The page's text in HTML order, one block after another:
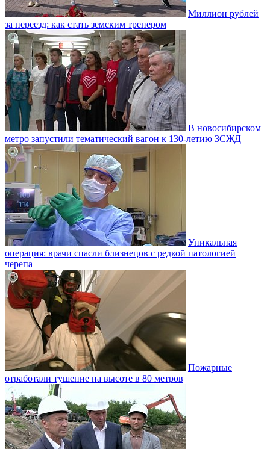
Миллион рублей
за переезд: как стать земским тренером
В новосибирском
метро запустили тематический вагон к 130-летию ЗСЖД
Уникальная
операция: врачи спасли близнецов с редкой патологией
черепа
Пожарные
отработали тушение на высоте в 80 метров